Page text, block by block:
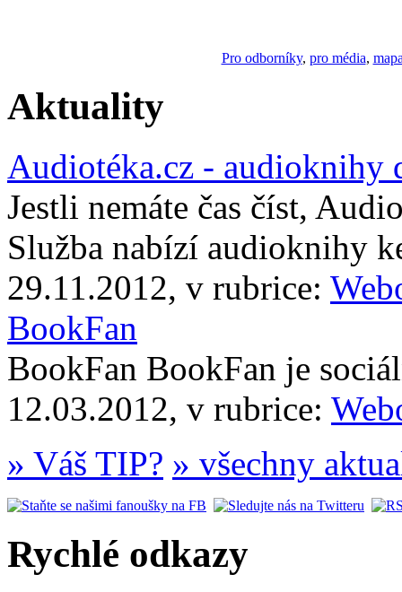
Pro odborníky, pro média,
Aktuality
Audiotéka.cz - audioknihy
Jestli nemáte čas číst,
Služba nabízí audioknihy
29.11.2012, v rubrice:
BookFan
BookFan BookFan je
12.03.2012, v rubrice:
» Váš TIP? » všechny
Rychlé odkazy